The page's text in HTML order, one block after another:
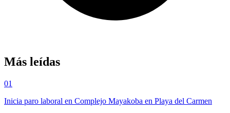
Más leídas
01
Inicia paro laboral en Complejo Mayakoba en Playa del Carmen